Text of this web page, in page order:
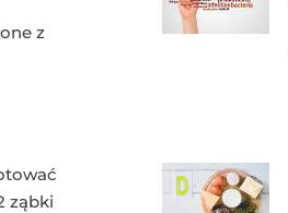
z
ząbki